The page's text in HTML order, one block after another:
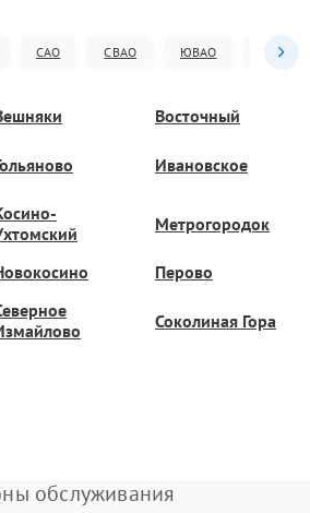
САО СВАО ЮВАО ЮАО
Восточный
Ивановское
Метрогородок
Перово
Соколиная Гора
обслуживания